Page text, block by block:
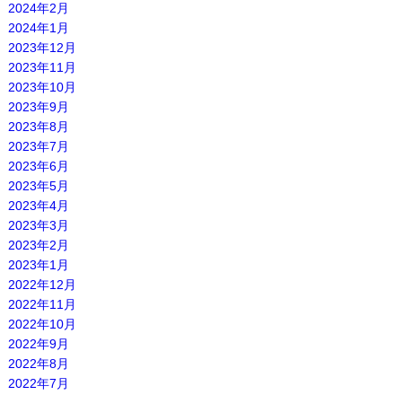
2024年2月
2024年1月
2023年12月
2023年11月
2023年10月
2023年9月
2023年8月
2023年7月
2023年6月
2023年5月
2023年4月
2023年3月
2023年2月
2023年1月
2022年12月
2022年11月
2022年10月
2022年9月
2022年8月
2022年7月